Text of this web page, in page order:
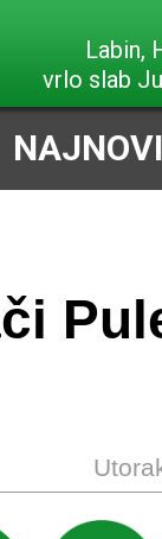
Labin,
vrlo slab